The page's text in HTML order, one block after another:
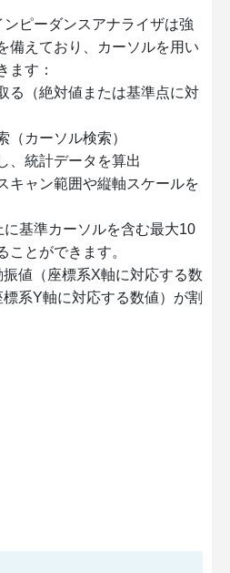
ピーダンスアナライザは強
備えており、カーソルを用い
ます：
る（絶対値または基準点に対
（カーソル検索）
、統計データを算出
キャン範囲や縦軸スケールを
基準カーソルを含む最大10
ことができます。
値（座標系X軸に対応する数
系Y軸に対応する数値）が割